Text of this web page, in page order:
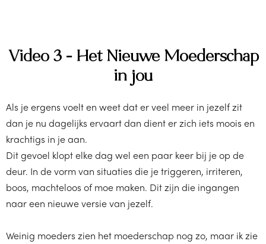
Video 3 - Het Nieuwe Moederschap
in jou
Als je ergens voelt en weet dat er veel meer in jezelf zit
dan je nu dagelijks ervaart dan dient er zich iets moois en
krachtigs in je aan.
Dit gevoel klopt elke dag wel een paar keer bij je op de
deur. In de vorm van situaties die je triggeren, irriteren,
boos, machteloos of moe maken. Dit zijn die ingangen
naar een nieuwe versie van jezelf.
Weinig moeders zien het moederschap nog zo, maar ik zie